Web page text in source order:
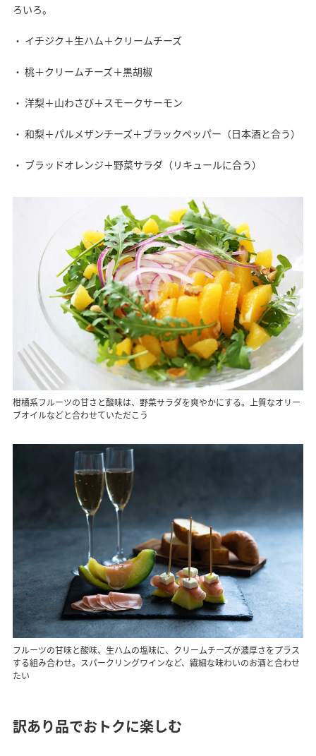
ろいろ。
イチジク＋生ハム＋クリームチーズ
桃＋クリームチーズ＋黒胡椒
洋梨＋山わさび＋スモークサーモン
和梨＋パルメザンチーズ＋ブラックペッパー（日本酒と合う）
ブラッドオレンジ＋野菜サラダ（リキュールに合う）
柑橘系フルーツの甘さと酸味は、野菜サラダを爽やかにする。上質なオリー
ブオイルなどと合わせていただこう
フルーツの甘味と酸味、生ハムの塩味に、クリームチーズが濃厚さをプラス
する組み合わせ。スパークリングワインなど、繊細な味わいのお酒と合わせ
たい
訳あり品でおトクに楽しむ